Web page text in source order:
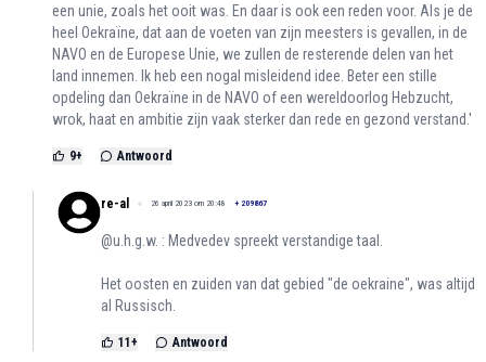
een unie, zoals het ooit was. En daar is ook een reden voor. Als je de
heel Oekraïne, dat aan de voeten van zijn meesters is gevallen, in de
NAVO en de Europese Unie, we zullen de resterende delen van het
land innemen. Ik heb een nogal misleidend idee. Beter een stille
opdeling dan Oekraïne in de NAVO of een wereldoorlog Hebzucht,
wrok, haat en ambitie zijn vaak sterker dan rede en gezond verstand.'
9+ Antwoord
re-al 26 april 2023 om 20:48 + 209867
@u.h.g.w. : Medvedev spreekt verstandige taal.
Het oosten en zuiden van dat gebied "de oekraine", was altijd
al Russisch.
11 + Antwoord